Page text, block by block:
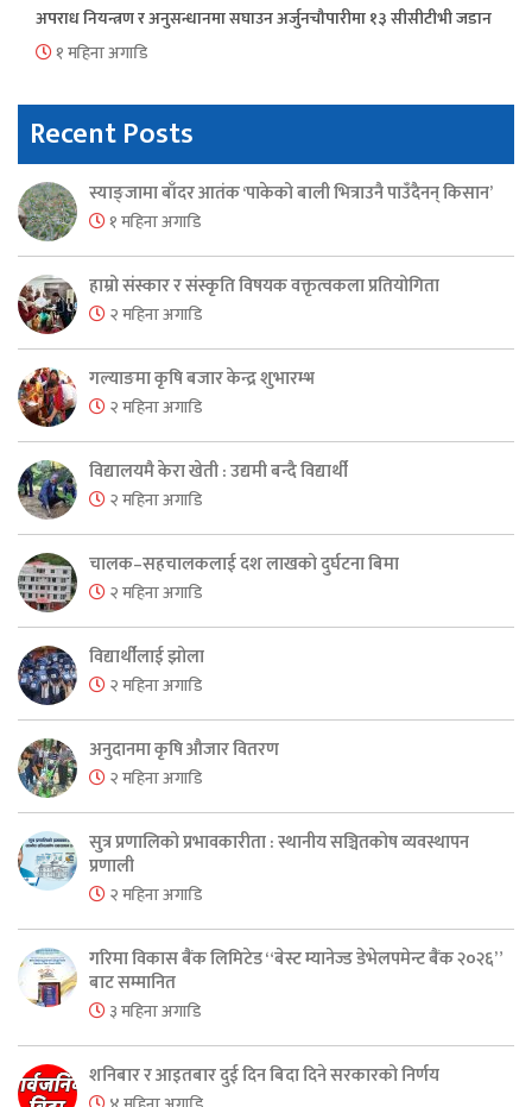
अपराध नियन्त्रण र अनुसन्धानमा सघाउन अर्जुनचौपारीमा १३ सीसीटीभी जडान
१ महिना अगाडि
Recent Posts
स्याङ्जामा बाँदर आतंक ‘पाकेको बाली भित्राउनै पाउँदैनन् किसान’
१ महिना अगाडि
हाम्रो संस्कार र संस्कृति विषयक वक्तृत्वकला प्रतियोगिता
२ महिना अगाडि
गल्याङमा कृषि बजार केन्द्र शुभारम्भ
२ महिना अगाडि
विद्यालयमै केरा खेती : उद्यमी बन्दै विद्यार्थी
२ महिना अगाडि
चालक–सहचालकलाई दश लाखको दुर्घटना बिमा
२ महिना अगाडि
विद्यार्थीलाई झोला
२ महिना अगाडि
अनुदानमा कृषि औजार वितरण
२ महिना अगाडि
सुत्र प्रणालिको प्रभावकारीता : स्थानीय सञ्चितकोष व्यवस्थापन
प्रणाली
२ महिना अगाडि
गरिमा विकास बैंक लिमिटेड “बेस्ट म्यानेज्ड डेभेलपमेन्ट बैंक २०२६”
बाट सम्मानित
३ महिना अगाडि
शनिबार र आइतबार दुई दिन बिदा दिने सरकारको निर्णय